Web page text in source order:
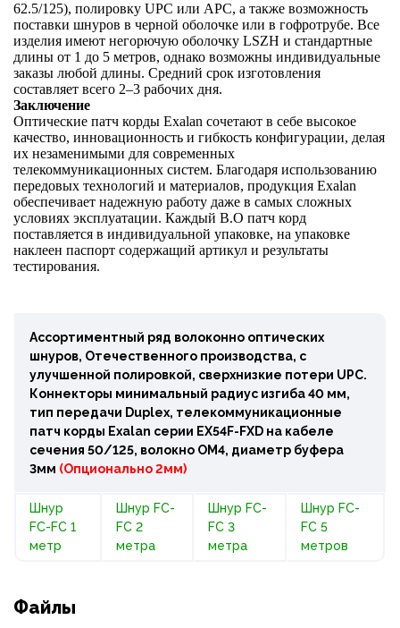
62.5/125), полировку UPC или APC, а также возможность
поставки шнуров в черной оболочке или в гофротрубе. Все
изделия имеют негорючую оболочку LSZH и стандартные
длины от 1 до 5 метров, однако возможны индивидуальные
заказы любой длины. Средний срок изготовления
составляет всего 2–3 рабочих дня.
Заключение
Оптические патч корды Exalan сочетают в себе высокое
качество, инновационность и гибкость конфигурации, делая
их незаменимыми для современных
телекоммуникационных систем. Благодаря использованию
передовых технологий и материалов, продукция Exalan
обеспечивает надежную работу даже в самых сложных
условиях эксплуатации. Каждый В.О патч корд
поставляется в индивидуальной упаковке, на упаковке
наклеен паспорт содержащий артикул и результаты
тестирования.
Ассортиментный ряд волоконно оптических
шнуров, Отечественного производства, с
улучшенной полировкой, сверхнизкие потери UPC.
Коннекторы минимальный радиус изгиба 40 мм,
тип передачи Duplex, телекоммуникационные
патч корды Exalan серии EX54F-FXD на кабеле
сечения 50/125, волокно OM4, диаметр буфера
3мм (Опционально 2мм)
Шнур
FC-FC 1
метр
Шнур FC-
FC 2
метра
Шнур FC-
FC 3
метра
Шнур FC-
FC 5
метров
Файлы